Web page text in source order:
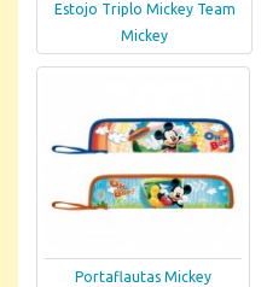
Estojo Triplo Mickey Team
Mickey
Portaflautas Mickey